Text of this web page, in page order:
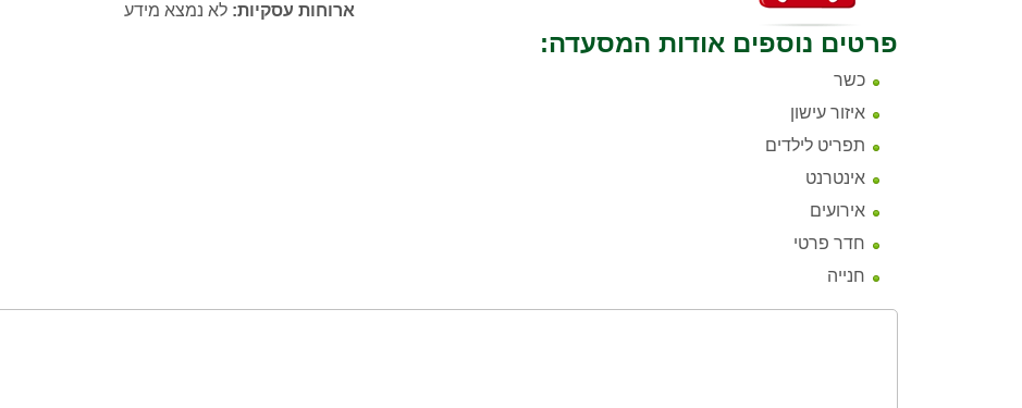
ארוחות עסקיות: לא נמצא מידע
פרטים נוספים אודות המסעדה:
כשר
איזור עישון
תפריט לילדים
אינטרנט
אירועים
חדר פרטי
חנייה